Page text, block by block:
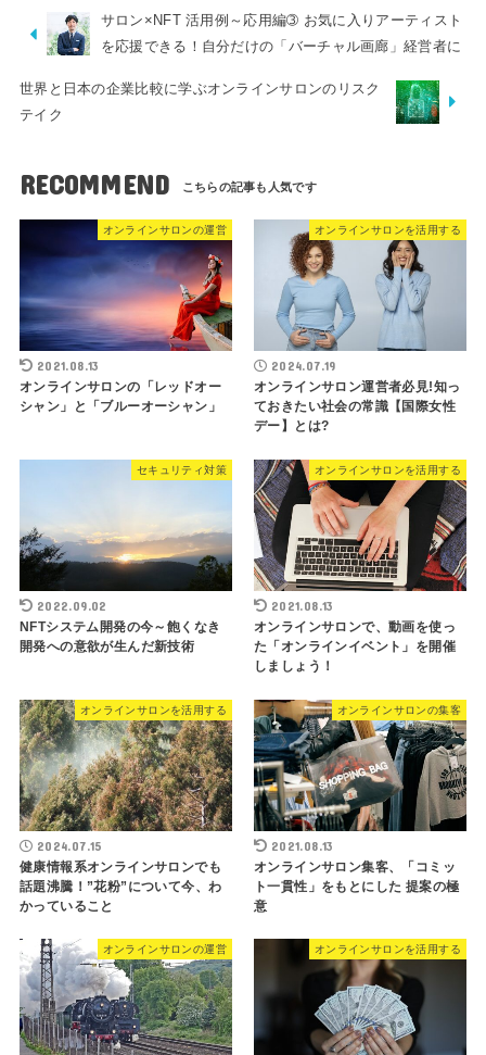
サロン×NFT 活用例～応用編➂ お気に入りアーティスト
を応援できる！自分だけの「バーチャル画廊」経営者に
世界と日本の企業比較に学ぶオンラインサロンのリスク
テイク
RECOMMEND
オンラインサロンの運営
2021.08.13
オンラインサロンの「レッドオー
シャン」と「ブルーオーシャン」
オンラインサロンを活用する
2024.07.19
オンラインサロン運営者必見!知っ
ておきたい社会の常識【国際女性
デー】とは?
セキュリティ対策
2022.09.02
NFTシステム開発の今～飽くなき
開発への意欲が生んだ新技術
オンラインサロンを活用する
2021.08.13
オンラインサロンで、動画を使っ
た「オンラインイベント」を開催
しましょう！
オンラインサロンを活用する
2024.07.15
健康情報系オンラインサロンでも
話題沸騰！”花粉”について今、わ
かっていること
オンラインサロンの集客
2021.08.13
オンラインサロン集客、「コミッ
ト一貫性」をもとにした 提案の極
意
オンラインサロンの運営 オンラインサロンを活用する